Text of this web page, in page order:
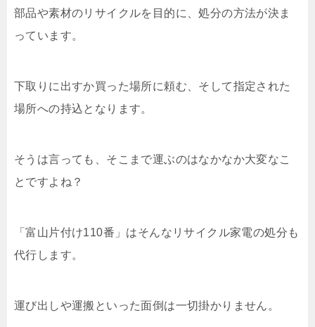
部品や素材のリサイクルを目的に、処分の方法が決ま
っています。
下取りに出すか買った場所に頼む、そして指定された
場所への持込となります。
そうは言っても、そこまで運ぶのはなかなか大変なこ
とですよね？
「富山片付け110番」はそんなリサイクル家電の処分も
代行します。
運び出しや運搬といった面倒は一切掛かりません。